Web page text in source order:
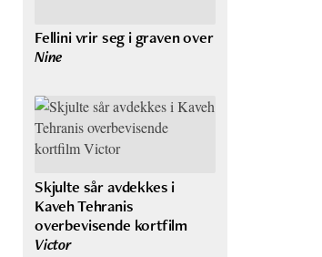
Fellini vrir seg i graven over
Nine
Skjulte sår avdekkes i
Kaveh Tehranis
overbevisende kortfilm
Victor